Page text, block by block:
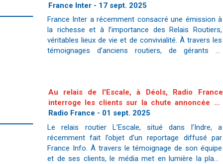
France Inter - 17 sept. 2025
France Inter a récemment consacré une émission à
la richesse et à l’importance des Relais Routiers,
véritables lieux de vie et de convivialité. À travers les
témoignages d’anciens routiers, de gérants et
Au relais de l'Escale, à Déols, Radio France
interroge les clients sur la chute annoncée du
gouvernementRadio France - 01 sept. 2025
Le relais routier L’Escale, situé dans l’Indre, a
récemment fait l’objet d’un reportage diffusé par
France Info. À travers le témoignage de son équipe
et de ses clients, le média met en lumière la place